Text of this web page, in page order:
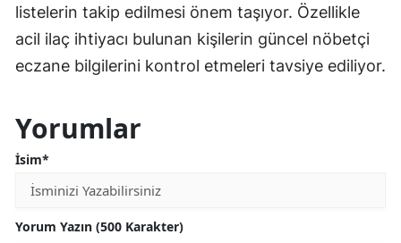
listelerin takip edilmesi önem taşıyor. Özellikle
acil ilaç ihtiyacı bulunan kişilerin güncel nöbetçi
eczane bilgilerini kontrol etmeleri tavsiye ediliyor.
Yorumlar
İsim*
Yorum Yazın (500 Karakter)